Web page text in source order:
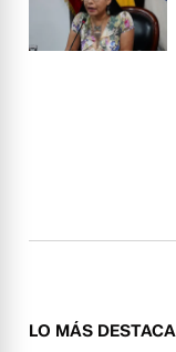
LO MÁS